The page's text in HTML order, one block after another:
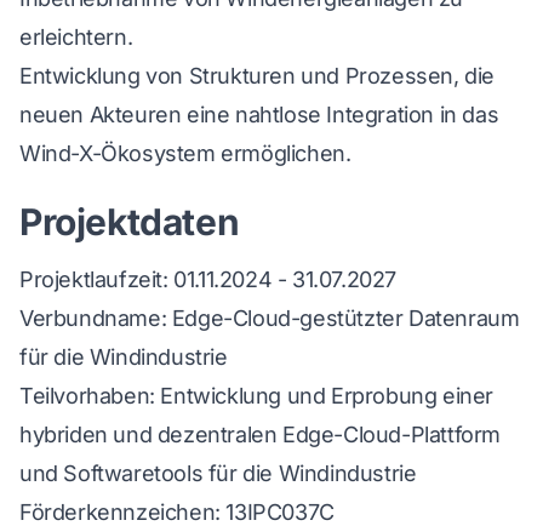
erleichtern.
Entwicklung von Strukturen und Prozessen, die
neuen Akteuren eine nahtlose Integration in das
Wind-X-Ökosystem ermöglichen.
Projektdaten
Projektlaufzeit: 01.11.2024 - 31.07.2027
Verbundname: Edge-Cloud-gestützter Datenraum
für die Windindustrie
Teilvorhaben: Entwicklung und Erprobung einer
hybriden und dezentralen Edge-Cloud-Plattform
und Softwaretools für die Windindustrie
Förderkennzeichen: 13IPC037C